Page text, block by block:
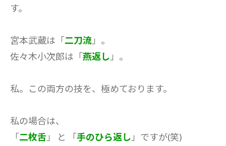
す。
宮本武蔵は「二刀流 」。
佐々木小次郎は「燕返し 」。
私。この両方の技を、極めております。
私の場合は、
「二枚舌 」 と 「手のひら返し 」ですが(笑)